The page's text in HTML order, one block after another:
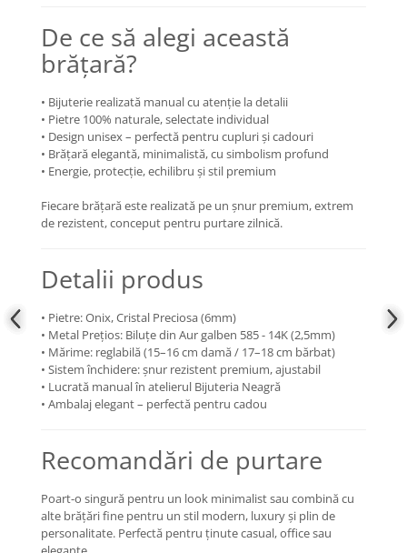
De ce să alegi această
brățară?
• Bijuterie realizată manual cu atenție la detalii
• Pietre 100% naturale, selectate individual
• Design unisex – perfectă pentru cupluri și cadouri
• Brățară elegantă, minimalistă, cu simbolism profund
• Energie, protecție, echilibru și stil premium
Fiecare brățară este realizată pe un șnur premium, extrem
de rezistent, conceput pentru purtare zilnică.
Detalii produs
• Pietre: Onix, Cristal Preciosa (6mm)
• Metal Prețios: Biluțe din Aur galben 585 - 14K (2,5mm)
• Mărime: reglabilă (15–16 cm damă / 17–18 cm bărbat)
• Sistem închidere: șnur rezistent premium, ajustabil
• Lucrată manual în atelierul Bijuteria Neagră
• Ambalaj elegant – perfectă pentru cadou
Recomandări de purtare
Poart-o singură pentru un look minimalist sau combină cu
alte brățări fine pentru un stil modern, luxury și plin de
personalitate. Perfectă pentru ținute casual, office sau